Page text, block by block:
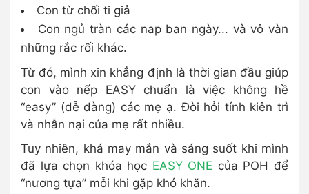
Con từ chối ti giả
Con ngủ tràn các nap ban ngày... và vô vàn
những rắc rối khác.
Từ đó, mình xin khẳng định là thời gian đầu giúp
con vào nếp EASY chuẩn là việc không hề
“easy” (dễ dàng) các mẹ ạ. Đòi hỏi tính kiên trì
và nhẫn nại của mẹ rất nhiều.
Tuy nhiên, khá may mắn và sáng suốt khi mình
đã lựa chọn khóa học EASY ONE của POH để
“nương tựa” mỗi khi gặp khó khăn.